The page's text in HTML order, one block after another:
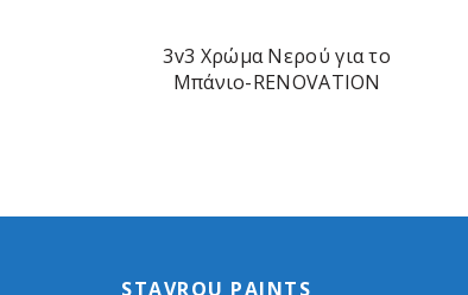
3v3 Χρώμα Νερού για το
Μπάνιο-RENOVATION
STAVROU PAINTS